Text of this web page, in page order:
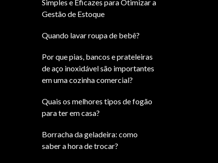
Simples e Eficazes para Otimizar a
Gestão de Estoque
Quando lavar roupa de bebê?
Por que pias, bancos e prateleiras
de aço inoxidável são importantes
em uma cozinha comercial?
Quais os melhores tipos de fogão
para ter em casa?
Borracha da geladeira: como
saber a hora de trocar?